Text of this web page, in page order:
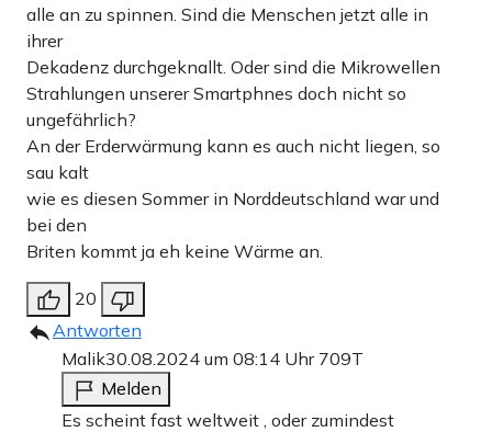
alle an zu spinnen. Sind die Menschen jetzt alle in
ihrer
Dekadenz durchgeknallt. Oder sind die Mikrowellen
Strahlungen unserer Smartphnes doch nicht so
ungefährlich?
An der Erderwärmung kann es auch nicht liegen, so
sau kalt
wie es diesen Sommer in Norddeutschland war und
bei den
Briten kommt ja eh keine Wärme an.
20
Antworten
Malik30.08.2024 um 08:14 Uhr 709T
Melden
Es scheint fast weltweit , oder zumindest